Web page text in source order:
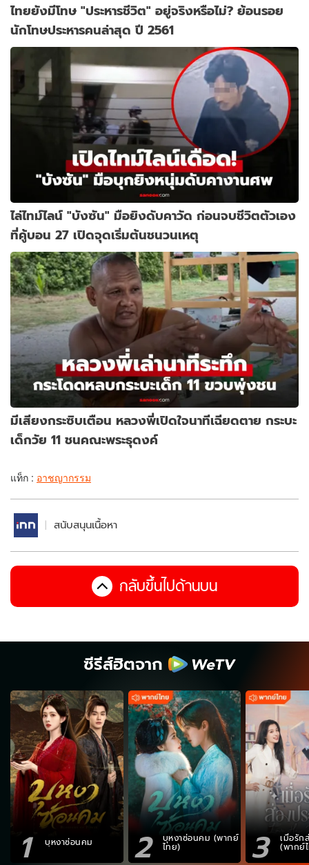
ไทยยังมีโทษ "ประหารชีวิต" อยู่จริงหรือไม่? ย้อนรอย
นักโทษประหารคนล่าสุด ปี 2561
ไล่ไทม์ไลน์ "บังซัน" มือยิงดับคาวัด ก่อนจบชีวิตตัวเอง
ที่คู้บอน 27 เปิดจุดเริ่มต้นชนวนเหตุ
มีเสียงกระซิบเตือน หลวงพี่เปิดใจนาทีเฉียดตาย กระบะ
เด็กวัย 11 ชนคณะพระธุดงค์
แท็ก : อาชญากรรม
สนับสนุนเนื้อหา
กลับขึ้นไปด้านบน
ซีรีส์ฮิตจาก
1 บุหงาซ่อนคม 2 บุหงาซ่อนคม (พากย์
ไทย) 3 เมื่อรัก
(พากย์